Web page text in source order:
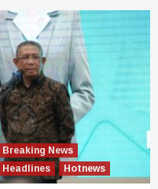
Breaking News
Headlines
Hotnews